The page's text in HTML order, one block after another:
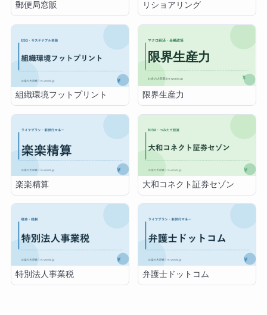
郵便局窓販 リショアリング
組織環境フットプリント 限界生産力
楽楽精算 大和コネクト証券セゾン
特別法人事業税 弁護士ドットコム